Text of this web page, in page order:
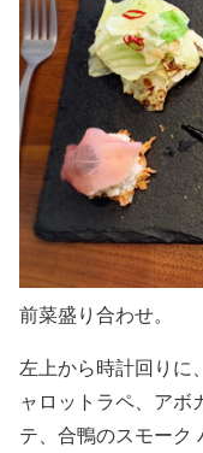
前菜盛り合わせ。
左上から時計回りに
ャロットラペ、アボ
テ、合鴨のスモーク